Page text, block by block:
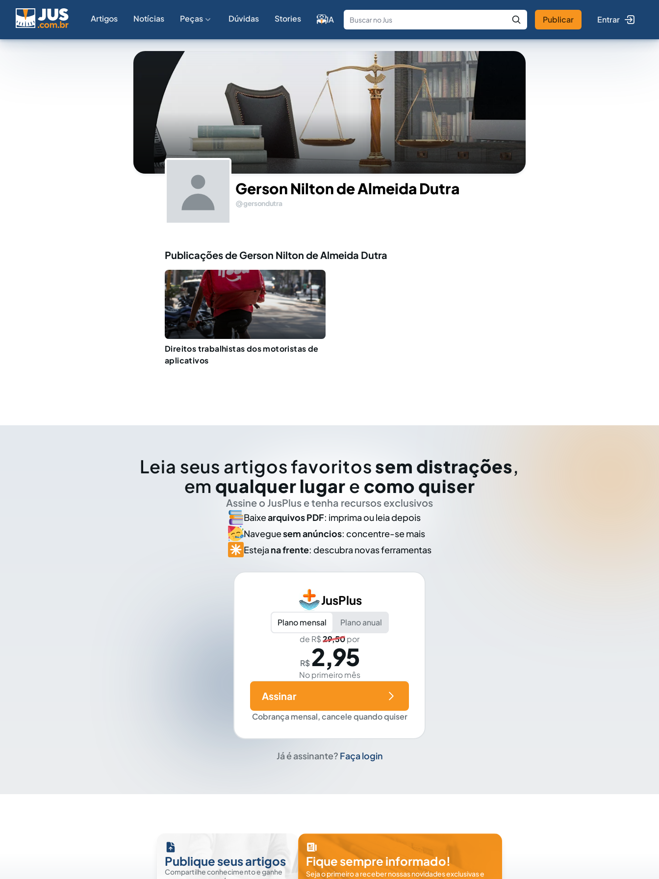
Artigos Notícias Peças Dúvidas Stories IA
Fale com a IA Buscar no Jus
Publicar Entrar
Gerson Nilton de Almeida Dutra
gersondutra
Publicações de Gerson Nilton de Almeida Dutra
Direitos trabalhistas dos motoristas de
aplicativos
Leia seus artigos favoritos sem distrações,
em qualquer lugar e como quiser
Assine o JusPlus e tenha recursos exclusivos
Baixearquivos PDF: imprima ou leia depois
Naveguesem anúncios: concentre-se mais
Esteja na frente: descubra novas ferramentas
JusPlus
Plano mensal
Plano anual
de R$29,50por
R$ 2,95
No primeiro mês
Cobrança mensal, cancele quando quiser
Assinar
Já é assinante? Faça login
Publique seus artigos
Compartilhe conhecimento e ganhe
Fique sempre informado!
Seja o primeiro a receber nossas novidades exclusivas e